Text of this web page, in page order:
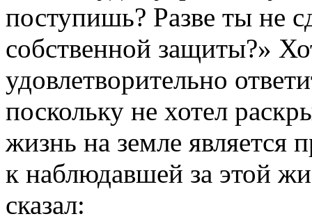
поступишь? Разве ты не
собственной защиты?»
удовлетворительно
поскольку не хотел
жизнь на земле является
к наблюдавшей за этой
сказал: